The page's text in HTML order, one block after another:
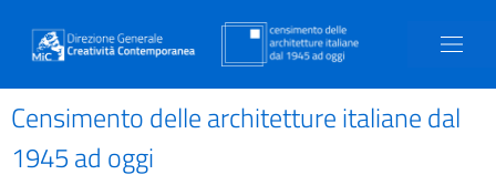
Censimento delle architetture italiane dal
1945 ad oggi